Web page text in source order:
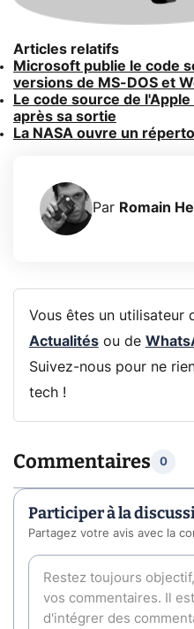
Articles relatifs
Microsoft publie le code
versions de MS-DOS et
Le code source de
après sa sortie
La NASA ouvre un
Par Romain
Vous êtes un utilisateur
Actualitésou de
Suivez-nous pour ne
tech !
Commentaires 0
Participer à la
Partagez votre avis avec la